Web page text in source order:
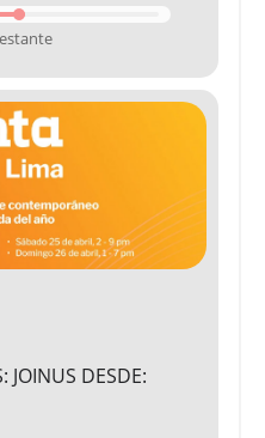
JOINUS DESDE: